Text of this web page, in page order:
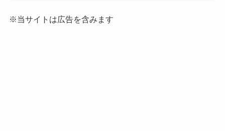
※当サイトは広告を含みます